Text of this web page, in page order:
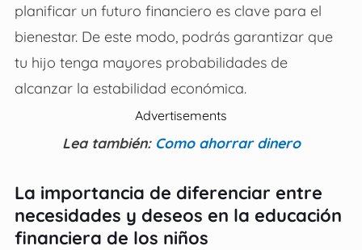
planificar un futuro financiero es clave para el
bienestar. De este modo, podrás garantizar que
tu hijo tenga mayores probabilidades de
alcanzar la estabilidad económica.
Advertisements
Lea también: Como ahorrar dinero
La importancia de diferenciar entre
necesidades y deseos en la educación
financiera de los niños